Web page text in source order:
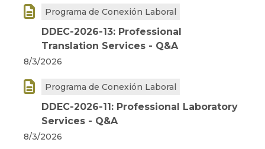
 Programa de Conexión Laboral
DDEC-2026-13: Professional
Translation Services - Q&A
8/3/2026
 Programa de Conexión Laboral
DDEC-2026-11: Professional Laboratory
Services - Q&A
8/3/2026